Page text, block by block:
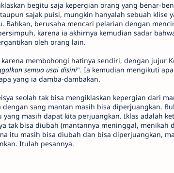
begitu saja kepergian orang yang benar-
sajak puisi, mungkin hanyalah sebuah klise
Bahkan, berusaha mencari pelarian dengan
karena ia akhirnya kemudian sadar
oleh orang lain.
membohongi hatinya sendiri, dengan jujur
semua usai disini". Ia kemudian mengikuti
yang ia damba-dambakan.
seolah tak bisa mengiklaskan kepergian dari
sang mantan masih bisa diperjuangkan.
yang masih dapat kita perjuangkan. Iklas adalah
tak bisa diubah (mantannya meninggal, menikah
itu masih bisa diubah dan bisa diperjuangkan,
Itulah pesannya.